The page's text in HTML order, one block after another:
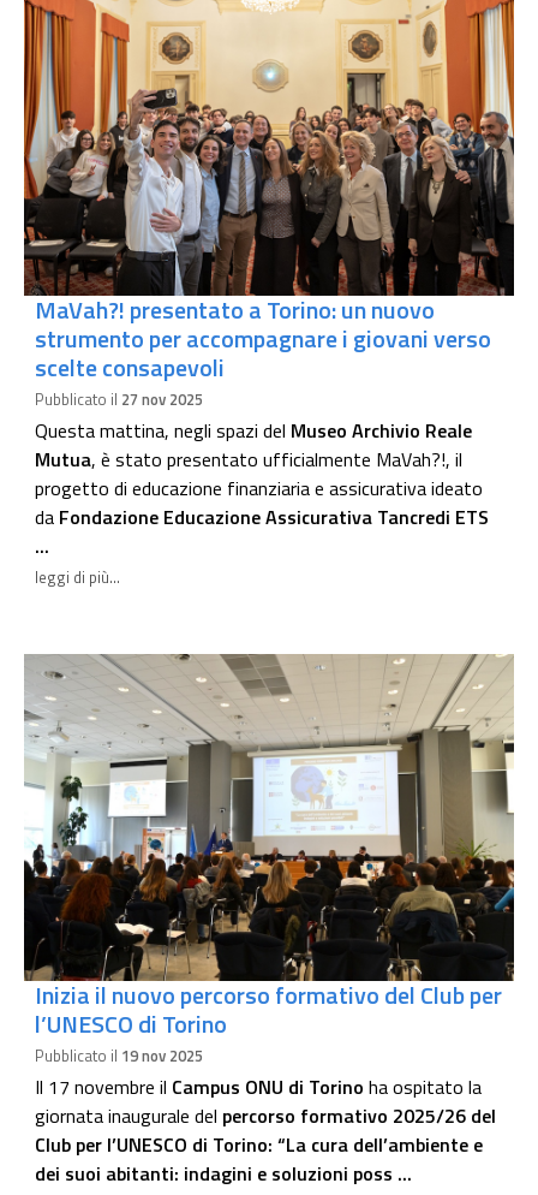
MaVah?! presentato a Torino: un nuovo
strumento per accompagnare i giovani verso
scelte consapevoli
Pubblicato il 27 nov 2025
Questa mattina, negli spazi del Museo Archivio Reale
Mutua, è stato presentato ufficialmente MaVah?!, il
progetto di educazione finanziaria e assicurativa ideato
da Fondazione Educazione Assicurativa Tancredi ETS
...
leggi di più...
Inizia il nuovo percorso formativo del Club per
l’UNESCO di Torino
Pubblicato il 19 nov 2025
Il 17 novembre il Campus ONU di Torino ha ospitato la
giornata inaugurale del percorso formativo 2025/26 del
Club per l’UNESCO di Torino: “La cura dell’ambiente e
dei suoi abitanti: indagini e soluzioni poss ...